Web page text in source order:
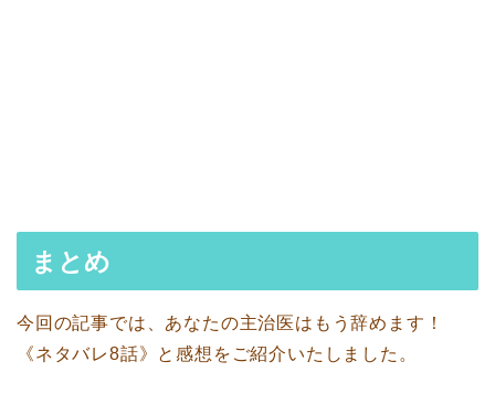
まとめ
今回の記事では、あなたの主治医はもう辞めます！
《ネタバレ8話》と感想をご紹介いたしました。